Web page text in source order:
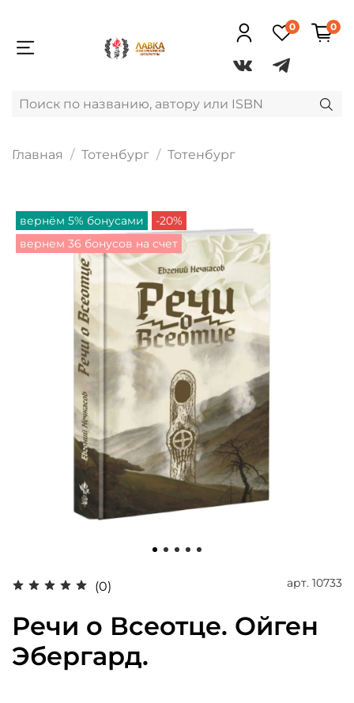
0 0
Главная Тотенбург Тотенбург
вернём 5% бонусами
-20%
вернем 36 бонусов на счет
(0) арт. 10733
Речи о Всеотце. Ойген
Эбергард.